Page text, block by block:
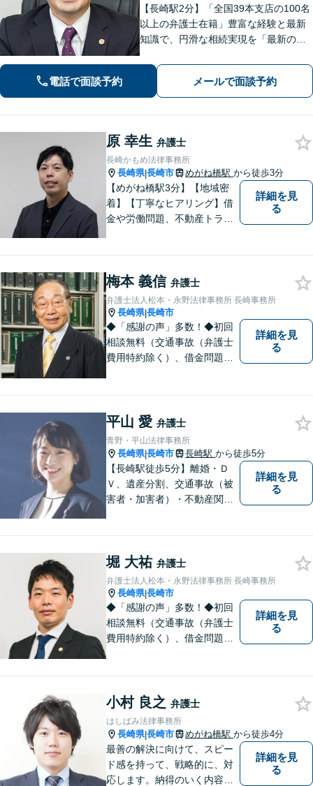
【長崎駅2分】「全国39本支店の100名
以上の弁護士在籍」豊富な経験と最新
知識で、円滑な相続実現を「最新の法
交渉して賠償金アップに努めます。後
遺障害等級認定を一からサポート【夜
間・休日面談可】
電話で面談予約 メールで面談予約
原 幸生 弁護士
長崎かもめ法律事務所
長崎県|長崎市 めがね橋駅 から徒歩3分
【めがね橋駅3分】【地域密
着】【丁寧なヒアリング】借
金や労働問題、不動産トラブ
ちと希望をしっかりと受け止
めます。どうぞお気軽にお話
しください。【電話・メー
ル・WEB相談可】
詳細を見
る
梅本 義信 弁護士
弁護士法人松本・永野法律事務所 長崎事務所
長崎県|長崎市
◆「感謝の声」多数！◆初回
相談無料（交通事故（弁護士
費用特約除く）、借金問題、
～7年合計）
詳細を見
る
平山 愛 弁護士
青野・平山法律事務所
長崎県|長崎市 長崎駅 から徒歩5分
【長崎駅徒歩5分】離婚・Ｄ
Ｖ、遺産分割、交通事故（被
害者・加害者）・不動産関連
詳細を見
る
堀 大祐 弁護士
弁護士法人松本・永野法律事務所 長崎事務所
長崎県|長崎市
◆「感謝の声」多数！◆初回
相談無料（交通事故（弁護士
費用特約除く）、借金問題、
詳細を見
る
小村 良之 弁護士
はしばみ法律事務所
長崎県|長崎市 めがね橋駅 から徒歩4分
最善の解決に向けて、スピー
ド感を持って、戦略的に、対
応します。納得のいく内容と
詳細を見
る